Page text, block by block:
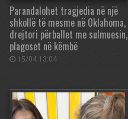
Parandalohet tragjedia në një
shkollë të mesme në Oklahoma,
drejtori përballet me sulmuesin,
plagoset në këmbë
15/04 13:04